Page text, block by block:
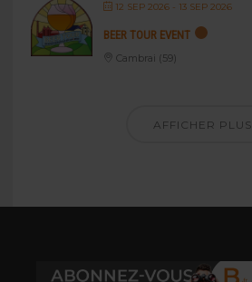
12 SEP 2026- 13 SEP 2026
BEER TOUR EVENT
Cambrai (59)
AFFICHER PLUS